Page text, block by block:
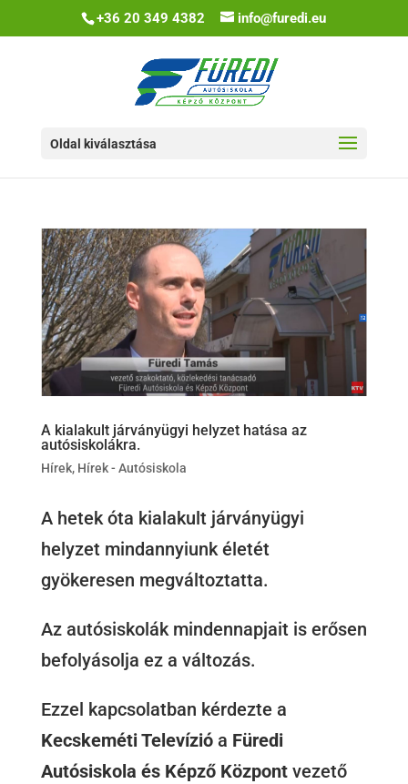
+36 20 349 4382 info@furedi.eu
Oldal kiválasztása
A kialakult járványügyi helyzet hatása az
autósiskolákra.
Hírek, Hírek - Autósiskola
A hetek óta kialakult járványügyi
helyzet mindannyiunk életét
gyökeresen megváltoztatta.
Az autósiskolák mindennapjait is erősen
befolyásolja ez a változás.
Ezzel kapcsolatban kérdezte a
Kecskeméti Televízióa Füredi
Autósiskola és Képző Központvezető